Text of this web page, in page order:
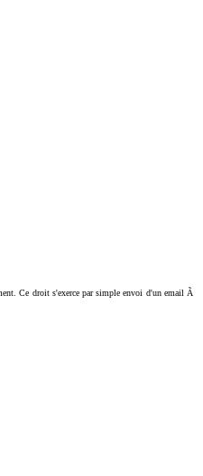
Ce droit s'exerce par simple envoi d'un email Ã